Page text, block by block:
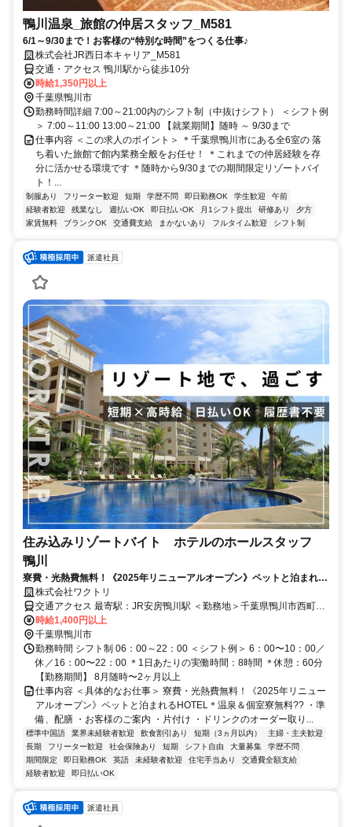
鴨川温泉_旅館の仲居スタッフ_M581
6/1～9/30まで！お客様の“特別な時間”をつくる仕事♪
株式会社JR西日本キャリア_M581
交通・アクセス 鴨川駅から徒歩10分
時給1,350円以上
千葉県鴨川市
勤務時間詳細 7:00～21:00内のシフト制（中抜けシフト） ＜シフト例
＞ 7:00～11:00 13:00～21:00 【就業期間】随時 ～ 9/30まで
仕事内容 ＜この求人のポイント＞ ＊千葉県鴨川市にある全6室の 落
ち着いた旅館で館内業務全般をお任せ！ ＊これまでの仲居経験を存
分に活かせる環境です ＊随時から9/30までの期間限定リゾートバイ
ト！...
制服あり フリーター歓迎 短期 学歴不問 即日勤務OK 学生歓迎
午前
経験者歓迎
残業なし 週払いOK 即日払いOK 月1シフト提出 研修あり
夕方
家賃無料
ブランクOK 交通費支給 まかないあり フルタイム歓迎 シフト制
派遣社員
住み込みリゾートバイト ホテルのホールスタッフ
鴨川
寮費・光熱費無料！《2025年リニューアルオープン》ペットと泊まれる
HOTEL＊温泉＆個室寮無料??
株式会社ワクトリ
交通アクセス 最寄駅：JR安房鴨川駅 ＜勤務地＞千葉県鴨川市西町
1137★寮完備・赴任交通費支給！ 【東京方面より】 JR特急わかしお
で東京駅 ⇒ 安房鴨川駅（約2時間） 安房鴨川駅より日東交通バス
（亀田病院・仁右衛門島方面行き）で約5分 ⇒ 「鴨川シーワールド」
バス停下車 徒歩約6分 ※ご自宅からの通勤も相談OK！住み込みを希
望されない場合もお気軽にご相談ください。
時給1,400円以上
千葉県鴨川市
勤務時間 シフト制 06：00～22：00 ＜シフト例＞ 6：00〜10：00／
休／16：00〜22：00 ＊1日あたりの実働時間：8時間 ＊休憩：60分
【勤務期間】 8月随時〜2ヶ月以上
仕事内容 ＜具体的なお仕事＞ 寮費・光熱費無料！《2025年リニュー
アルオープン》ペットと泊まれるHOTEL＊温泉＆個室寮無料?? ・準
備、配膳 ・お客様のご案内 ・片付け ・ドリンクのオーダー取り...
標準中国語 業界未経験者歓迎 飲食割引あり 短期（3ヵ月以内）
主婦・主夫歓迎
長期
フリーター歓迎 社会保険あり 短期 シフト自由 大量募集
学歴不問
期間限定
即日勤務OK 英語 未経験者歓迎 住宅手当あり
交通費全額支給
経験者歓迎
即日払いOK
派遣社員